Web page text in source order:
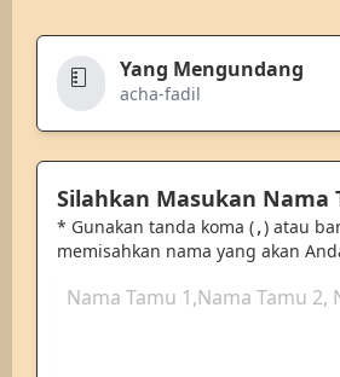
Yang Mengundang
acha-fadil
Silahkan Masukan Nama
* Gunakan tanda koma (,) atau
memisahkan nama yang akan